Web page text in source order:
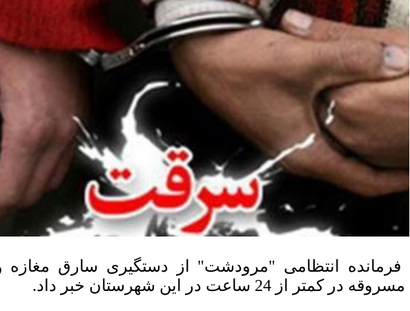
فرمانده انتظامی "مرودشت" از دستگیری سارق
مسروقه در کمتر از 24 ساعت در این شهرستان خبر داد.